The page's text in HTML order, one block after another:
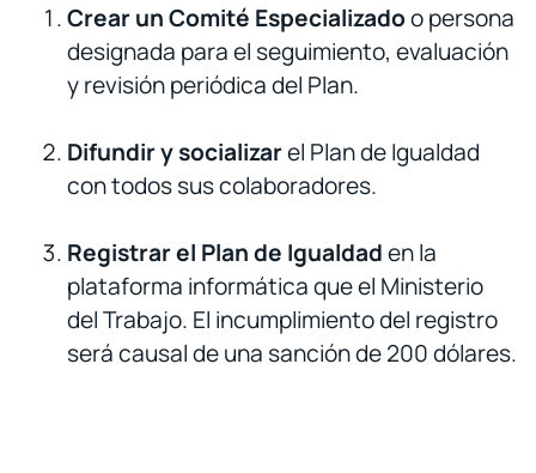
Crear un Comité Especializadoo persona
designada para el seguimiento, evaluación
y revisión periódica del Plan.
Difundir y socializarel Plan de Igualdad
con todos sus colaboradores.
Registrar el Plan de Igualdaden la
plataforma informática que el Ministerio
del Trabajo. El incumplimiento del registro
será causal de una sanción de 200 dólares.